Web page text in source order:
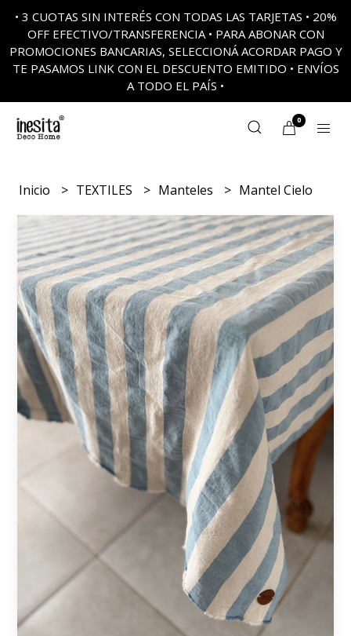
• 3 CUOTAS SIN INTERÉS CON TODAS LAS TARJETAS • 20%
OFF EFECTIVO/TRANSFERENCIA • PARA ABONAR CON
PROMOCIONES BANCARIAS, SELECCIONÁ ACORDAR PAGO Y
TE PASAMOS LINK CON EL DESCUENTO EMITIDO • ENVÍOS
A TODO EL PAÍS •
0
Inicio TEXTILES Manteles Mantel Cielo